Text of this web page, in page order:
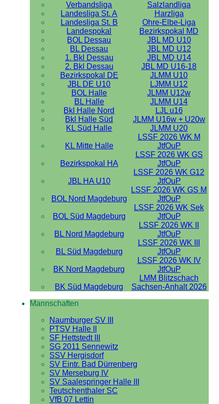
Verbandsliga
Salzlandliga
Landesliga St. A
Harzliga
Landesliga St. B
Ohre-Elbe-Liga
Landespokal
Bezirkspokal MD
BOL Dessau
JBL MD U10
BL Dessau
JBL MD U12
1. Bkl Dessau
JBL MD U14
2. Bkl Dessau
JBL MD U16-18
Bezirkspokal DE
JLMM U10
JBL DE U10
LJMM U12
BOL Halle
JLMM U12w
BL Halle
JLMM U14
Bkl Halle Nord
LJL u16
Bkl Halle Süd
JLMM U16w + U20w
KL Süd Halle
JLMM U20
KL Mitte Halle
LSSF 2026 WK M
JtfOuP
Bezirkspokal HA
LSSF 2026 WK GS
JtfOuP
JBL HA U10
LSSF 2026 WK G12
JtfOuP
BOL Nord Magdeburg
LSSF 2026 WK GS M
JtfOuP
BOL Süd Magdeburg
LSSF 2026 WK Sek
JtfOuP
BL Nord Magdeburg
LSSF 2026 WK II
JtfOuP
BL Süd Magdeburg
LSSF 2026 WK III
JtfOuP
BK Nord Magdeburg
LSSF 2026 WK IV
JtfOuP
BK Süd Magdeburg
LMM Blitzschach
Sachsen-Anhalt 2026
Mannschaften
Naumburger SV III
PTSV Halle II
SF Hettstedt III
SG 2011 Sennewitz
SSV Hergisdorf
SV Eintr. Bad Dürrenberg
SV Merseburg IV
SV Saalespringer Halle III
Teutschenthaler SC
VfB 07 Lettin